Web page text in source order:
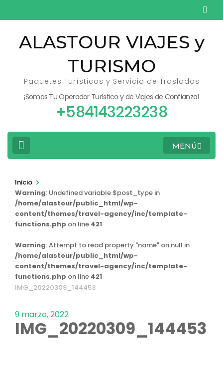
al
contenido
(presionaALASTOUR VIAJES y
TURISMO
Paquetes Turísticos y Servicio de Traslados
¡Somos Tu Operador Turístico y de Viajes de Confianza!
+584143223238
MENÚ
Inicio >
Warning: Undefined variable $post_type in
/home/alastour/public_html/wp-
content/themes/travel-agency/inc/template-
functions.php on line 421
Warning: Attempt to read property "name" on null in
/home/alastour/public_html/wp-
content/themes/travel-agency/inc/template-
functions.php on line 421
IMG_20220309_144453
9 marzo, 2022
IMG_20220309_144453